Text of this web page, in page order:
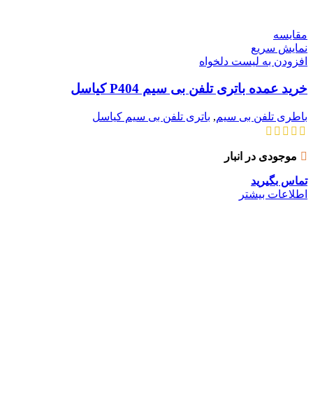
مقایسه
نمایش سریع
افزودن به لیست دلخواه
خرید عمده باتری تلفن بی سیم P404 کیاسل
باطری تلفن بی سیم, باتری تلفن بی سیم کیاسل
موجودی در انبار
تماس بگیرید
اطلاعات بیشتر